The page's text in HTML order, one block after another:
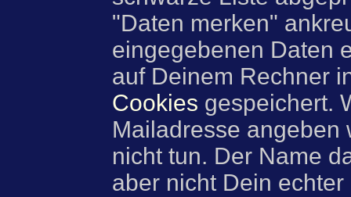
"Daten merken"
eingegebenen Daten
auf Deinem Rechner
Cookies gespeichert.
Mailadresse angeben
nicht tun. Der Name
aber nicht Dein